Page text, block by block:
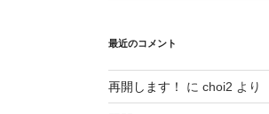
最近のコメント
再開します！ に choi2 より